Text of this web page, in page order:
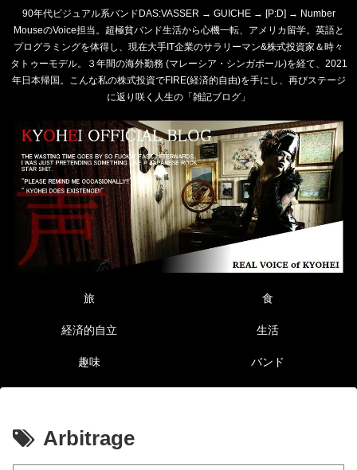
90年代ビジュアル系バンドDAS:VASSER → GUICHE → [P:D] → Number
MouseのVoice担当。超極貧バンド生活から心機一転、アメリカ留学。英語と
プログラミングを体得し、現在大手IT企業のサラリーマン&株式投資家＆時々
タトゥーモデル。３年間の海外勤務 (マレーシア・シンガポール)を経て、2021
年日本帰国。こんな私の株式投資でFIRE(経済的自由)を手にし、再びステージ
に返り咲く人生の「雑記ブログ」
旅 食
経済的自立 生活
趣味 バンド
Arbitrage